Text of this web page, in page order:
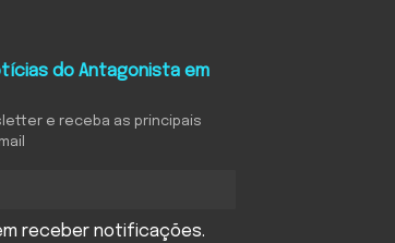
do Antagonista em
e receba as principais
receber notificações.